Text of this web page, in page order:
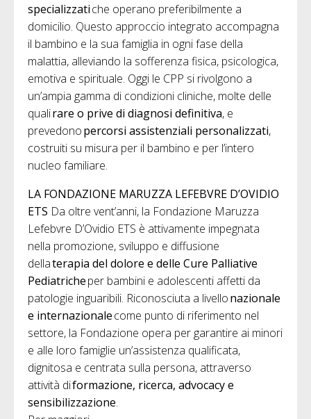
specializzatiche operano preferibilmente a
domicilio. Questo approccio integrato accompagna
il bambino e la sua famiglia in ogni fase della
malattia, alleviando la sofferenza fisica, psicologica,
emotiva e spirituale. Oggi le CPP si rivolgono a
un’ampia gamma di condizioni cliniche, molte delle
qualirare o prive di diagnosi definitiva, e
prevedonopercorsi assistenziali personalizzati,
costruiti su misura per il bambino e per l’intero
nucleo familiare.
LA FONDAZIONE MARUZZA LEFEBVRE D’OVIDIO
ETS Da oltre vent’anni, la Fondazione Maruzza
Lefebvre D’Ovidio ETS è attivamente impegnata
nella promozione, sviluppo e diffusione
dellaterapia del dolore e delle Cure Palliative
Pediatricheper bambini e adolescenti affetti da
patologie inguaribili. Riconosciuta a livellonazionale
e internazionalecome punto di riferimento nel
settore, la Fondazione opera per garantire ai minori
e alle loro famiglie un’assistenza qualificata,
dignitosa e centrata sulla persona, attraverso
attività diformazione, ricerca, advocacy e
sensibilizzazione.